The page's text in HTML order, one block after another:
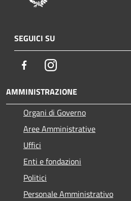
SEGUICI SU
FacebookInstagram
AMMINISTRAZIONE
Organi di Governo
Aree Amministrative
Uffici
Enti e fondazioni
Politici
Personale Amministrativo